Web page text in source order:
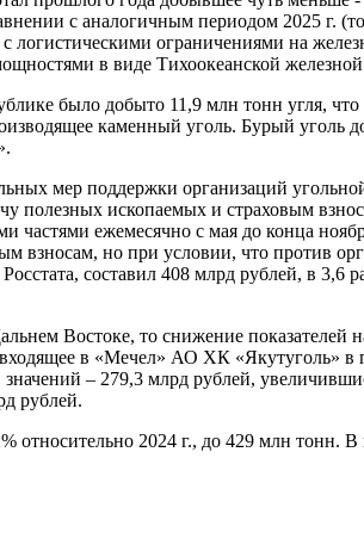
с аналогичным периодом 2025 г.
логистическими ограничениями на
в виде Тихоокеанской
было добыто 11,9 млн тонн угля,
каменный уголь. Бурый
мер поддержки организаций
полезных ископаемых и страховым
частями ежемесячно с мая до конца
взносам, но при условии, что против
составил 408 млрд рублей, в 3,6
Востоке, то снижение показателей
в «Мечел» АО ХК «Якутуголь»
– 279,3 млрд рублей,
рублей.
относительно 2024 г., до 429 млн